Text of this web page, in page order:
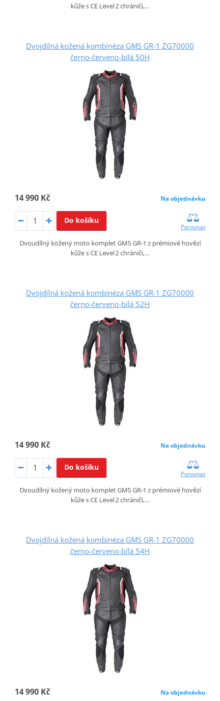
kůže s CE Level 2 chrániči,…
Dvojdílná kožená kombinéza GMS GR-1 ZG70000
černo-červeno-bílá 50H
14 990 Kč Na objednávku
Do košíku
Porovnat
Dvoudílný kožený moto komplet GMS GR‑1 z prémiové hovězí
kůže s CE Level 2 chrániči,…
Dvojdílná kožená kombinéza GMS GR-1 ZG70000
černo-červeno-bílá 52H
14 990 Kč Na objednávku
Do košíku
Porovnat
Dvoudílný kožený moto komplet GMS GR‑1 z prémiové hovězí
kůže s CE Level 2 chrániči,…
Dvojdílná kožená kombinéza GMS GR-1 ZG70000
černo-červeno-bílá 54H
14 990 Kč Na objednávku